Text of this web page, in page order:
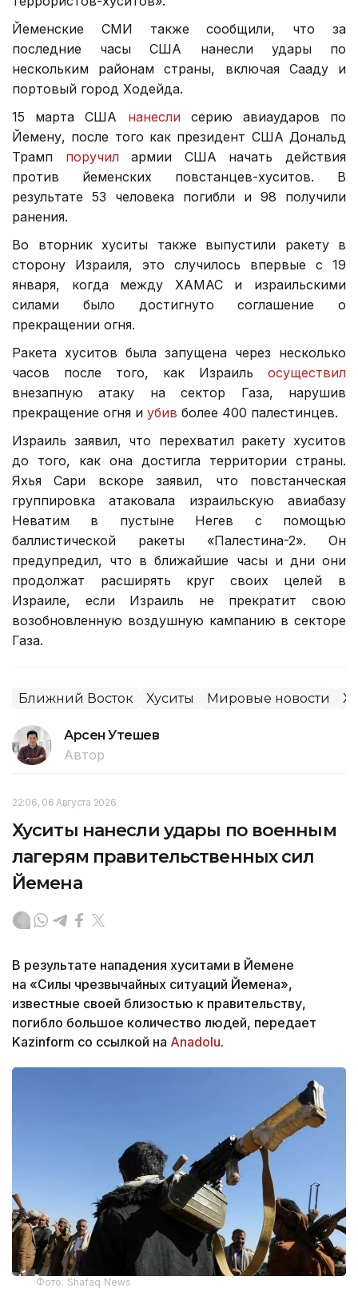
Йеменские СМИ также сообщили, что за
последние часы США нанесли удары по
нескольким районам страны, включая Сааду и
портовый город Ходейда.
15 марта США нанеслисерию авиаударов по
Йемену, после того как президент США Дональд
Трамп поручилармии США начать действия
против йеменских повстанцев-хуситов. В
результате 53 человека погибли и 98 получили
ранения.
Во вторник хуситы также выпустили ракету в
сторону Израиля, это случилось впервые с 19
января, когда между ХАМАС и израильскими
силами было достигнуто соглашение о
прекращении огня.
Ракета хуситов была запущена через несколько
часов после того, как Израиль осуществил
внезапную атаку на сектор Газа, нарушив
прекращение огня и убив более 400 палестинцев.
Израиль заявил, что перехватил ракету хуситов
до того, как она достигла территории страны.
Яхья Сари вскоре заявил, что повстанческая
группировка атаковала израильскую авиабазу
Неватим в пустыне Негев с помощью
баллистической ракеты «Палестина-2». Он
предупредил, что в ближайшие часы и дни они
продолжат расширять круг своих целей в
Израиле, если Израиль не прекратит свою
возобновленную воздушную кампанию в секторе
Газа.
Ближний Восток Хуситы Мировые новости
Арсен Утешев
Автор
22:06, 06 Августа 2026
Хуситы нанесли удары по военным
лагерям правительственных сил
Йемена
В результате нападения хуситами в Йемене
на «Силы чрезвычайных ситуаций Йемена»,
известные своей близостью к правительству,
погибло большое количество людей, передает
Kazinform со ссылкой на Anadolu.
Фото: Shafaq News